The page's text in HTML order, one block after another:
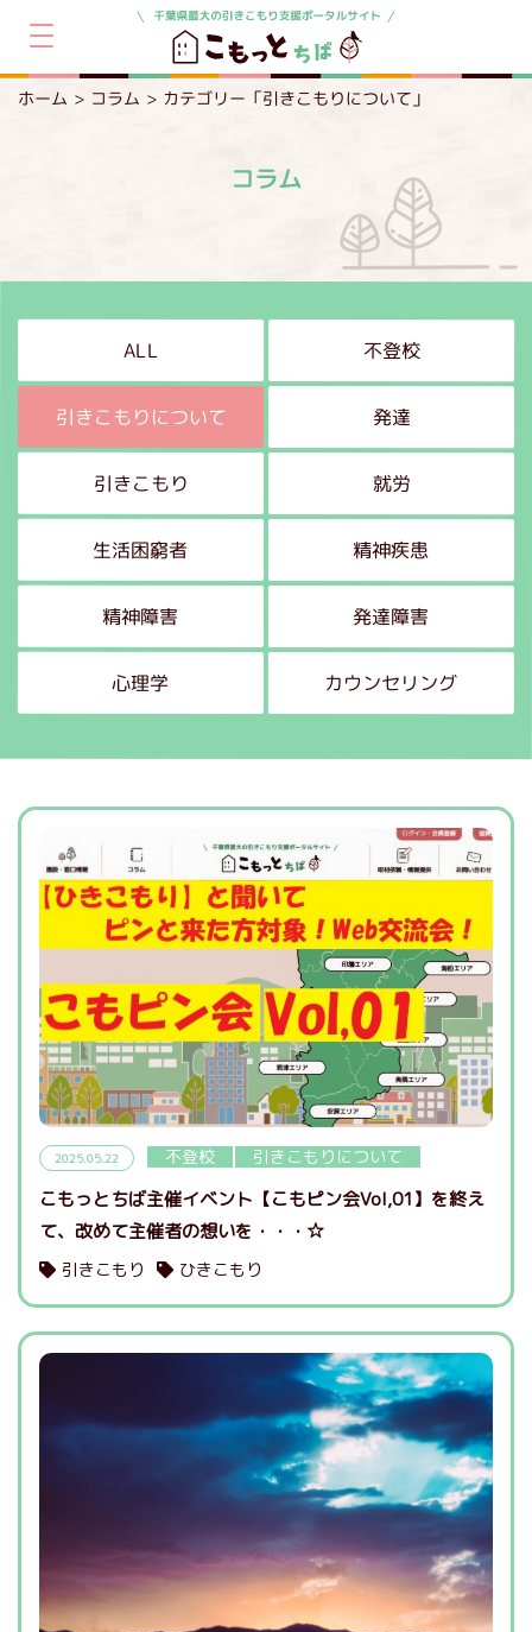
ホーム コラム カテゴリー「引きこもりについて」
コラム
ALL 不登校
引きこもりについて 発達
引きこもり 就労
生活困窮者 精神疾患
精神障害 発達障害
心理学 カウンセリング
2025.05.22 不登校 引きこもりについて
こもっとちば主催イベント【こもピン会Vol,01】を終え
て、改めて主催者の想いを・・・☆
引きこもり ひきこもり